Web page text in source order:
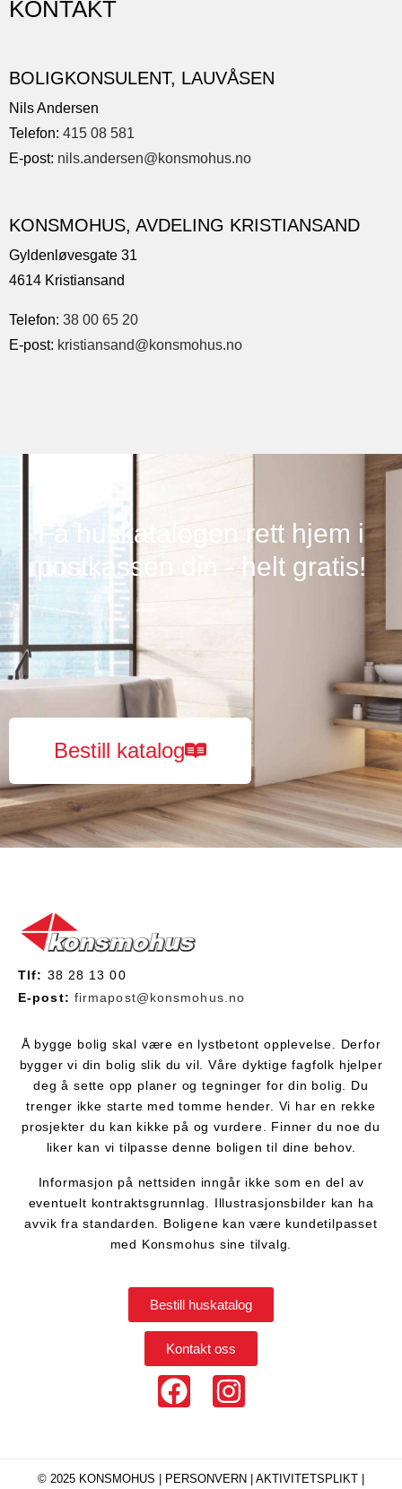
KONTAKT
BOLIGKONSULENT, LAUVÅSEN
Nils Andersen
Telefon: 415 08 581
E-post: nils.andersen@konsmohus.no
KONSMOHUS, AVDELING KRISTIANSAND
Gyldenløvesgate 31
4614 Kristiansand
Telefon: 38 00 65 20
E-post: kristiansand@konsmohus.no
Få huskatalogen rett hjem i
postkassen din - helt gratis!
Bestill katalog
Tlf: 38 28 13 00
E-post: firmapost@konsmohus.no
Å bygge bolig skal være en lystbetont opplevelse. Derfor
bygger vi din bolig slik du vil. Våre dyktige fagfolk hjelper
deg å sette opp planer og tegninger for din bolig. Du
trenger ikke starte med tomme hender. Vi har en rekke
prosjekter du kan kikke på og vurdere. Finner du noe du
liker kan vi tilpasse denne boligen til dine behov.
Informasjon på nettsiden inngår ikke som en del av
eventuelt kontraktsgrunnlag. Illustrasjonsbilder kan ha
avvik fra standarden. Boligene kan være kundetilpasset
med Konsmohus sine tilvalg.
Bestill huskatalog
Kontakt oss
© 2025 KONSMOHUS | PERSONVERN | AKTIVITETSPLIKT